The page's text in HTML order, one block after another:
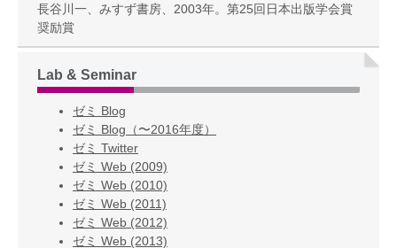
長谷川一、みすず書房、2003年。第25回日本出版学会賞
奨励賞
Lab & Seminar
ゼミ Blog
ゼミ Blog（〜2016年度）
ゼミ Twitter
ゼミ Web (2009)
ゼミ Web (2010)
ゼミ Web (2011)
ゼミ Web (2012)
ゼミ Web (2013)